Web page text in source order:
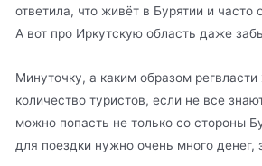
ответила, что живёт в Бурятии и часто
А вот про Иркутскую область даже
Минуточку, а каким образом регвласти
количество туристов, если не все
можно попасть не только со стороны
для поездки нужно очень много денег,